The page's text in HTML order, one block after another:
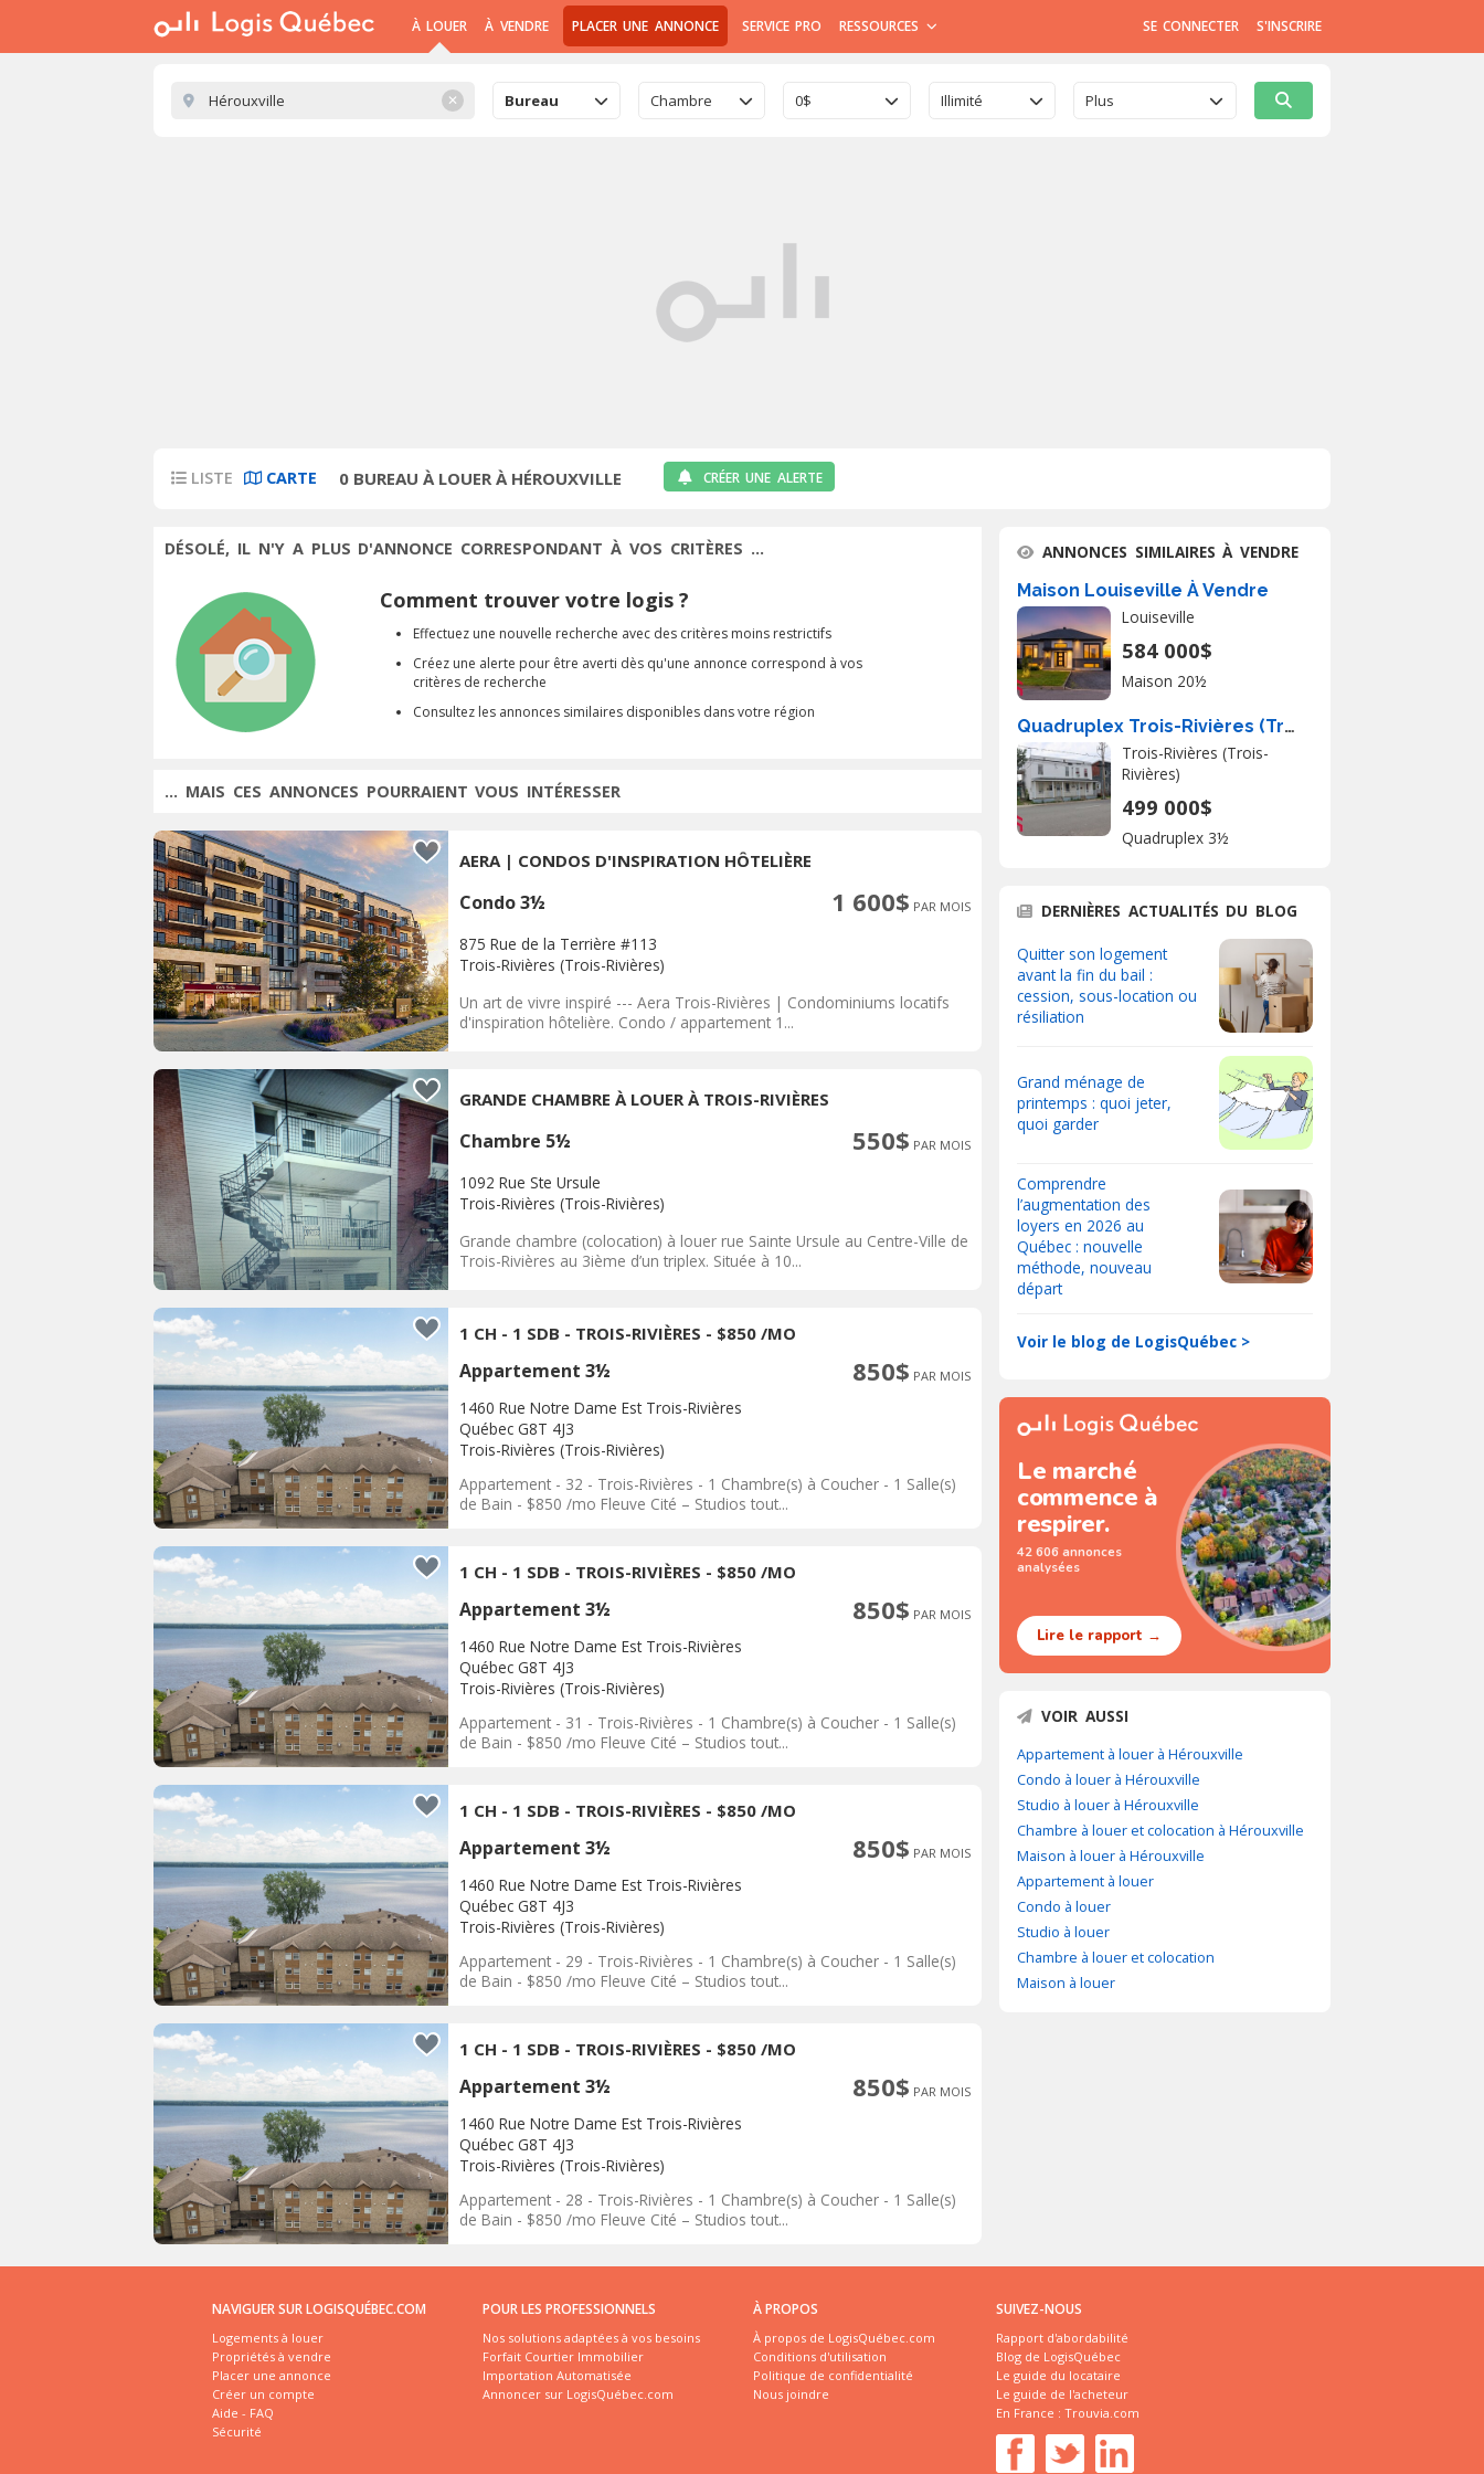
À LOUER À VENDRE PLACER UNE ANNONCE SERVICE PRO RESSOURCES SE CONNECTER S'INSCRIRE
✕ Bureau Chambre 0$ Illimité Plus
LISTE CARTE 0 BUREAU À LOUER À HÉROUXVILLE CRÉER UNE ALERTE
DÉSOLÉ, IL N'Y A PLUS D'ANNONCE CORRESPONDANT À VOS CRITÈRES ...
Comment trouver votre logis ?
Effectuez une nouvelle recherche avec des critères moins restrictifs
Créez une alerte pour être averti dès qu'une annonce correspond à vos
critères de recherche
Consultez les annonces similaires disponibles dans votre région
... MAIS CES ANNONCES POURRAIENT VOUS INTÉRESSER
AERA | CONDOS D'INSPIRATION HÔTELIÈRE
Condo 3½ 1 600$ PAR MOIS
875 Rue de la Terrière #113
Trois-Rivières (Trois-Rivières)
Un art de vivre inspiré --- Aera Trois-Rivières | Condominiums locatifs
d'inspiration hôtelière. Condo / appartement 1...
GRANDE CHAMBRE À LOUER À TROIS-RIVIÈRES
Chambre 5½ 550$ PAR MOIS
1092 Rue Ste Ursule
Trois-Rivières (Trois-Rivières)
Grande chambre (colocation) à louer rue Sainte Ursule au Centre-Ville de
Trois-Rivières au 3ième d’un triplex. Située à 10...
1 CH - 1 SDB - TROIS-RIVIÈRES - $850 /MO
Appartement 3½ 850$ PAR MOIS
1460 Rue Notre Dame Est Trois-Rivières
Québec G8T 4J3
Trois-Rivières (Trois-Rivières)
Appartement - 32 - Trois-Rivières - 1 Chambre(s) à Coucher - 1 Salle(s)
de Bain - $850 /mo Fleuve Cité – Studios tout...
1 CH - 1 SDB - TROIS-RIVIÈRES - $850 /MO
Appartement 3½ 850$ PAR MOIS
1460 Rue Notre Dame Est Trois-Rivières
Québec G8T 4J3
Trois-Rivières (Trois-Rivières)
Appartement - 31 - Trois-Rivières - 1 Chambre(s) à Coucher - 1 Salle(s)
de Bain - $850 /mo Fleuve Cité – Studios tout...
1 CH - 1 SDB - TROIS-RIVIÈRES - $850 /MO
Appartement 3½ 850$ PAR MOIS
1460 Rue Notre Dame Est Trois-Rivières
Québec G8T 4J3
Trois-Rivières (Trois-Rivières)
Appartement - 29 - Trois-Rivières - 1 Chambre(s) à Coucher - 1 Salle(s)
de Bain - $850 /mo Fleuve Cité – Studios tout...
1 CH - 1 SDB - TROIS-RIVIÈRES - $850 /MO
Appartement 3½ 850$ PAR MOIS
1460 Rue Notre Dame Est Trois-Rivières
Québec G8T 4J3
Trois-Rivières (Trois-Rivières)
Appartement - 28 - Trois-Rivières - 1 Chambre(s) à Coucher - 1 Salle(s)
de Bain - $850 /mo Fleuve Cité – Studios tout...
ANNONCES SIMILAIRES À VENDRE
Maison Louiseville À Vendre
Louiseville
584 000$
Maison 20½
Quadruplex Trois-Rivières (Trois-Rivières) À Vendre
Trois-Rivières (Trois-
Rivières)
499 000$
Quadruplex 3½
DERNIÈRES ACTUALITÉS DU BLOG
Quitter son logement
avant la fin du bail :
cession, sous-location ou
résiliation
Grand ménage de
printemps : quoi jeter,
quoi garder
Comprendre
l’augmentation des
loyers en 2026 au
Québec : nouvelle
méthode, nouveau
départ
Voir le blog de LogisQuébec >
Le marché
commence à
respirer.
42 606 annonces
analysées
Lire le rapport →
VOIR AUSSI
Appartement à louer à Hérouxville
Condo à louer à Hérouxville
Studio à louer à Hérouxville
Chambre à louer et colocation à Hérouxville
Maison à louer à Hérouxville
Appartement à louer
Condo à louer
Studio à louer
Chambre à louer et colocation
Maison à louer
NAVIGUER SUR LOGISQUÉBEC.COM
Logements à louer
Propriétés à vendre
Placer une annonce
Créer un compte
Aide - FAQ
Sécurité
POUR LES PROFESSIONNELS
Nos solutions adaptées à vos besoins
Forfait Courtier Immobilier
Importation Automatisée
Annoncer sur LogisQuébec.com
À PROPOS
À propos de LogisQuébec.com
Conditions d'utilisation
Politique de confidentialité
Nous joindre
SUIVEZ-NOUS
Rapport d'abordabilité
Blog de LogisQuébec
Le guide du locataire
Le guide de l'acheteur
En France : Trouvia.com